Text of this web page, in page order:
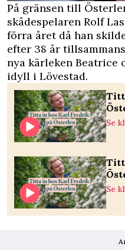
På gränsen till
skådespelaren Rolf
förra året då han
efter 38 år
nya kärleken Beatrice
idyll i Lövestad.
Se
Se